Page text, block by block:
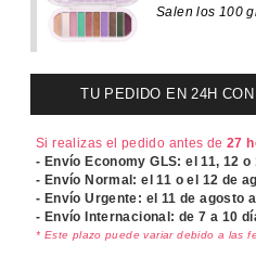
Salen los 100
TU PEDIDO EN 24H
Si realizas el pedido antes de27
- Envío Economy GLS: el11, 12 o
- Envío Normal: el11 o el 12 de
- Envío Urgente: el 11 de agosto
- Envío Internacional: de 7 a 10
* Este plazo puede variar debido a las